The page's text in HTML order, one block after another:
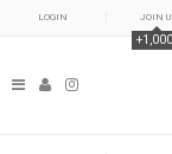
LOGIN JOIN
+1,000